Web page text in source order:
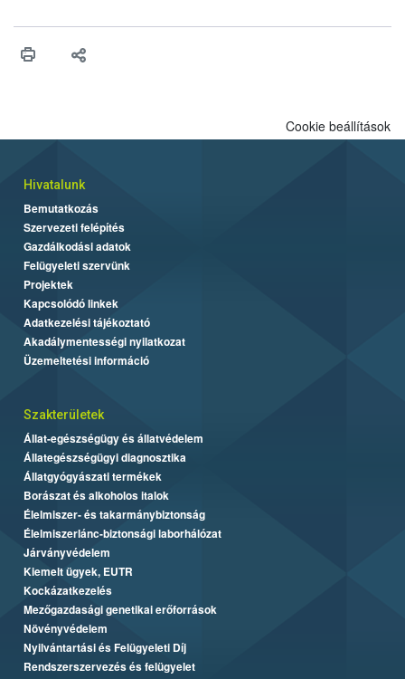
vonni az ebek viselkedésének megítélésében jártas szakértőt.
Cookie beállítások
Hivatalunk
Bemutatkozás
Szervezeti felépítés
Gazdálkodási adatok
Felügyeleti szervünk
Projektek
Kapcsolódó linkek
Adatkezelési tájékoztató
Akadálymentességi nyilatkozat
Üzemeltetési információ
Szakterületek
Állat-egészségügy és állatvédelem
Állategészségügyi diagnosztika
Állatgyógyászati termékek
Borászat és alkoholos italok
Élelmiszer- és takarmánybiztonság
Élelmiszerlánc-biztonsági laborhálózat
Járványvédelem
Kiemelt ügyek, EUTR
Kockázatkezelés
Mezőgazdasági genetikai erőforrások
Növényvédelem
Nyilvántartási és Felügyeleti Díj
Rendszerszervezés és felügyelet